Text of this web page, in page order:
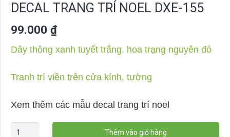
DECAL TRANG TRÍ NOEL DXE-155
99.000 ₫
Dây thông xanh tuyết trắng, hoa trạng nguyên đỏ
Tranh trí viền trên cửa kính, tường
Xem thêm các mẫu decal trang trí noel
Decal
Thêm vào giỏ hàng